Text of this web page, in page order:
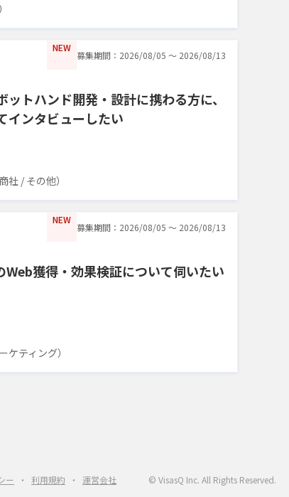
NEW
募集期間：2026/08/05 〜 2026/08/13
トハンド開発・設計に携わる方に、
インタビューしたい
/ その他）
NEW
募集期間：2026/08/05 〜 2026/08/13
獲得・効果検証について伺いたい
ティング）
ー 利用規約 運営会社 © VisasQ Inc. All Rights Reserved.